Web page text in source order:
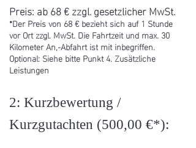
Preis: ab 68 € zzgl. gesetzlicher MwSt.
*Der Preis von 68 € bezieht sich auf 1 Stunde
vor Ort zzgl. MwSt. Die Fahrtzeit und max. 30
Kilometer An,-Abfahrt ist mit inbegriffen.
Optional: Siehe bitte Punkt 4. Zusätzliche
Leistungen
2: Kurzbewertung /
Kurzgutachten (500,00 €*):